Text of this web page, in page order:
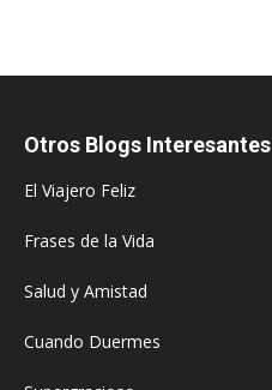
Otros Blogs Interesantes
El Viajero Feliz
Frases de la Vida
Salud y Amistad
Cuando Duermes